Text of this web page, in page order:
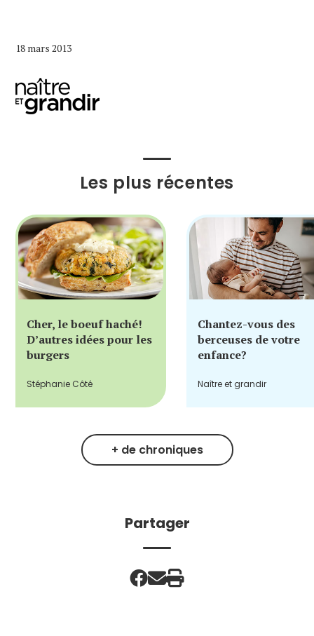
18 mars 2013
Les plus récentes
Cher, le boeuf haché!
D’autres idées pour les
burgers
Stéphanie Côté
Chantez-vous des
berceuses de votre
enfance?
Naître et grandir
+ de chroniques
Partager